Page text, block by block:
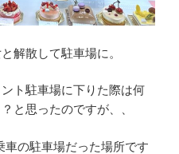
解散して駐車場に。
ト駐車場に下りた際は何
と思ったのですが、、
の駐車場だった場所です